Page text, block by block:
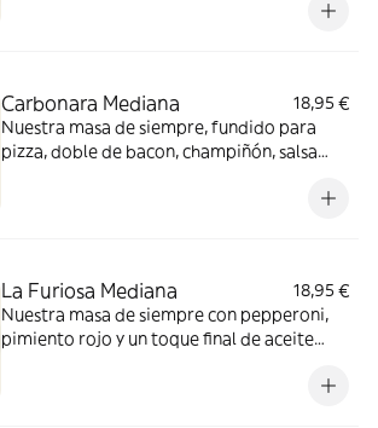
cheddar, gouda, emmental , mozzarella y
Carbonara Mediana
18,95 €
Nuestra masa de siempre, fundido para
pizza, doble de bacon, champiñón, salsa
La Furiosa Mediana
18,95 €
Nuestra masa de siempre con pepperoni,
pimiento rojo y un toque final de aceite